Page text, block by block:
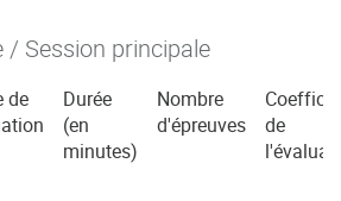
/ Session principale
de
Durée
(en
minutes)
Nombre
d'épreuves
de